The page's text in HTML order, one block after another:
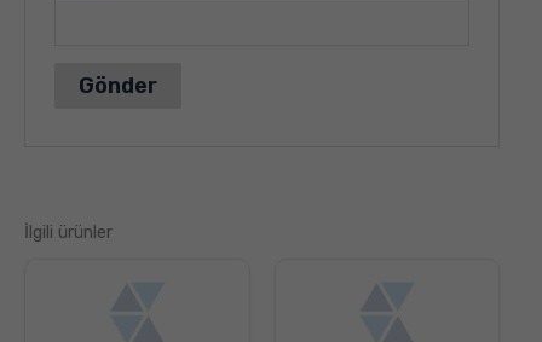
İlgili ürünler